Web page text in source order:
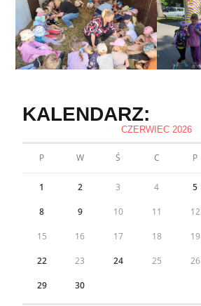
KALENDARZ:
CZERWIEC 2026
P W Ś C P
1 2 3 4 5
8 9 10 11 12
15 16 17 18 19
22 23 24 25 26
29 30